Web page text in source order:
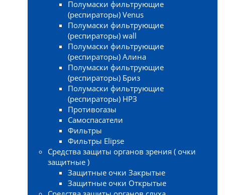
Полумаски фильтрующие
(респираторы) Venus
Полумаски фильтрующие
(респираторы) wall
Полумаски фильтрующие
(респираторы) Алина
Полумаски фильтрующие
(респираторы) Бриз
Полумаски фильтрующие
(респираторы) НРЗ
Противогазы
Самоспасатели
Фильтры
Фильтры Elipse
Средства защиты органов зрения ( очки
защитные )
Защитные очки Закрытые
Защитные очки Открытые